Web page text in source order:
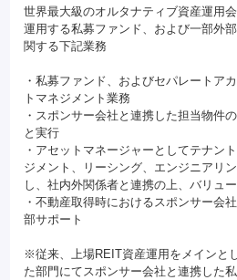
世界最大級のオルタナティブ資産運用
運用する私募ファンド、および一部外
関する下記業務
・私募ファンド、およびセパレートア
トマネジメント業務
・スポンサー会社と連携した担当物件
と実行
・アセットマネージャーとしてテナン
ジメント、リーシング、エンジニアリ
し、社内外関係者と連携の上、バリュ
・不動産取得時におけるスポンサー会
部サポート
※従来、上場REIT資産運用をメインと
た部門にてスポンサー会社と連携した